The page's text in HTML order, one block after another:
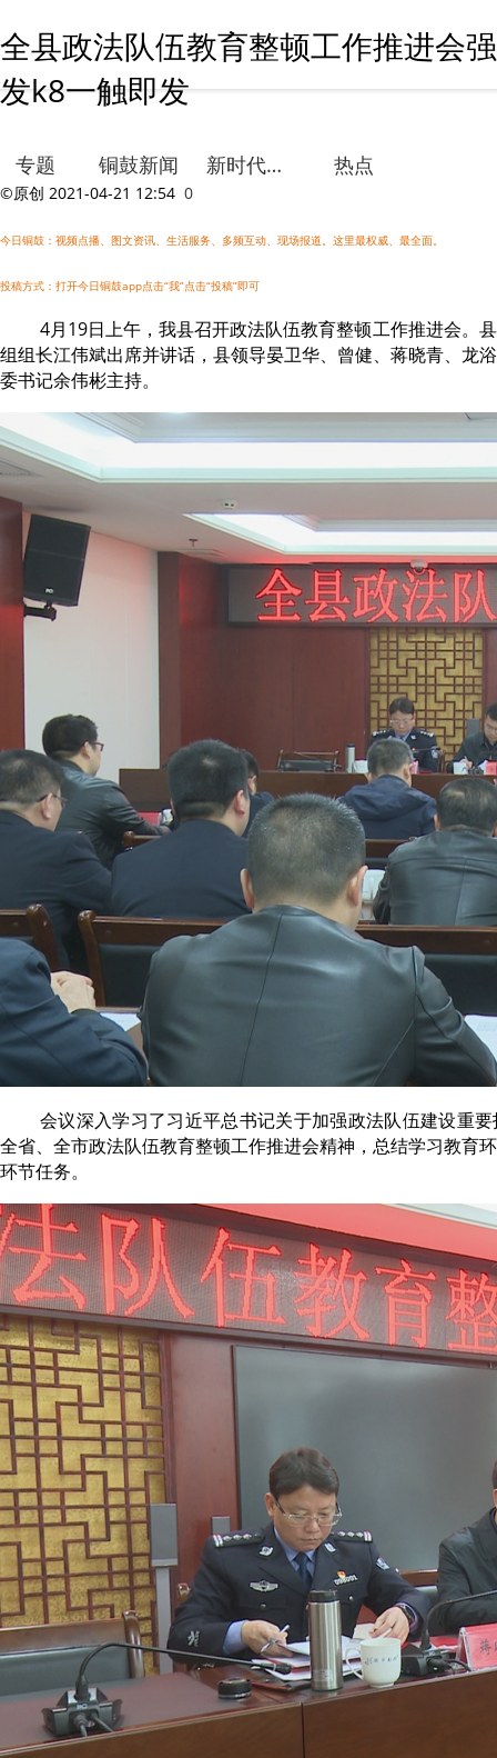
全县政法队伍教育整顿工作推进会
发k8一触即发
专题 铜鼓新闻 新时代文明实践 热点
©原创 2021-04-21 12:54 0
今日铜鼓：视频点播、图文资讯、生活服务、多频互动、现场报道。这里最权威、最全面。
投稿方式：打开今日铜鼓app点击“我”点击“投稿”即可
4月19日上午，我县召开政法队伍教育整顿工作推进会。
组组长江伟斌出席并讲话，县领导晏卫华、曾健、蒋晓青、龙
委书记余伟彬主持。
会议深入学习了习近平总书记关于加强政法队伍建设重
全省、全市政法队伍教育整顿工作推进会精神，总结学习教育
环节任务。